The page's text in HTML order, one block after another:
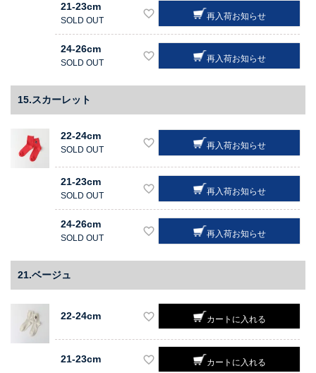
21-23cm
SOLD OUT 再入荷お知らせ
24-26cm
SOLD OUT 再入荷お知らせ
15.スカーレット
22-24cm
SOLD OUT 再入荷お知らせ
21-23cm
SOLD OUT 再入荷お知らせ
24-26cm
SOLD OUT 再入荷お知らせ
21.ベージュ
22-24cm カートに入れる
21-23cm カートに入れる